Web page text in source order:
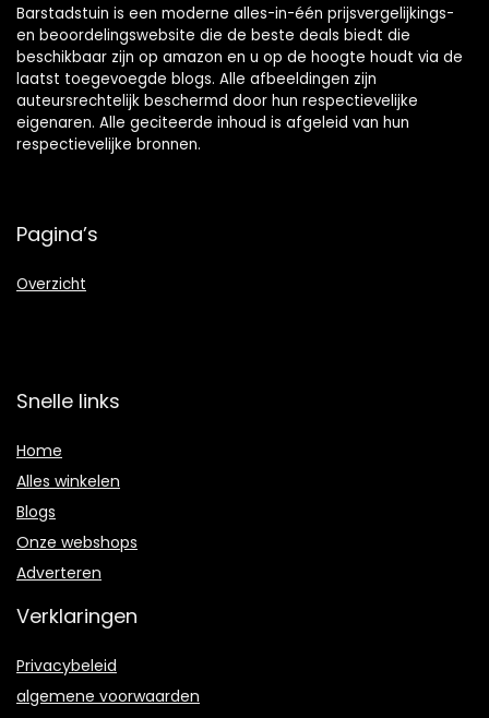
Barstadstuin is een moderne alles-in-één prijsvergelijkings-
en beoordelingswebsite die de beste deals biedt die
beschikbaar zijn op amazon en u op de hoogte houdt via de
laatst toegevoegde blogs. Alle afbeeldingen zijn
auteursrechtelijk beschermd door hun respectievelijke
eigenaren. Alle geciteerde inhoud is afgeleid van hun
respectievelijke bronnen.
Pagina’s
Overzicht
Snelle links
Home
Alles winkelen
Blogs
Onze webshops
Adverteren
Verklaringen
Privacybeleid
algemene voorwaarden